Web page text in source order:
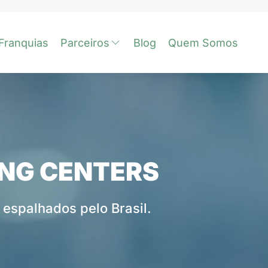
Parceiros Blog Quem Somos
CENTERS
pelo Brasil.